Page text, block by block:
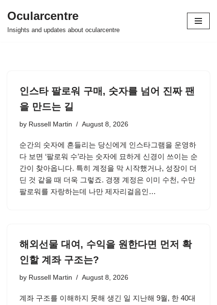
Skip
Ocularcentre
Insights and updates about ocularcentre
인스타 팔로워 구매, 숫자를 넘어 진짜 팬
을 만드는 길
by Russell Martin August 8, 2026
순간의 숫자에 흔들리는 당신에게 인스타그램을 운영하
다 보면 ‘팔로워 수’라는 숫자에 묘하게 신경이 쓰이는 순
간이 찾아옵니다. 특히 계정을 막 시작했거나, 성장이 더
딘 것 같을 때 더욱 그렇죠. 경쟁 계정은 이미 수천, 수만
팔로워를 자랑하는데 나만 제자리걸음인…
해외선물 대여, 수익을 원한다면 먼저 확
인할 계좌 구조는?
by Russell Martin August 8, 2026
계좌 구조를 이해하지 못해 생긴 일 지난해 9월, 한 40대